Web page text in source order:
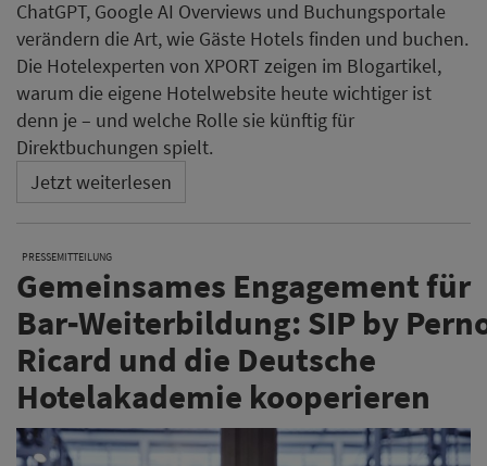
ChatGPT, Google AI Overviews und Buchungsportale
verändern die Art, wie Gäste Hotels finden und buchen.
Die Hotelexperten von XPORT zeigen im Blogartikel,
warum die eigene Hotelwebsite heute wichtiger ist
denn je – und welche Rolle sie künftig für
Direktbuchungen spielt.
Jetzt weiterlesen
PRESSEMITTEILUNG
Gemeinsames Engagement für
Bar‑Weiterbildung: SIP by
Ricard und die Deutsche
Hotelakademie kooperieren